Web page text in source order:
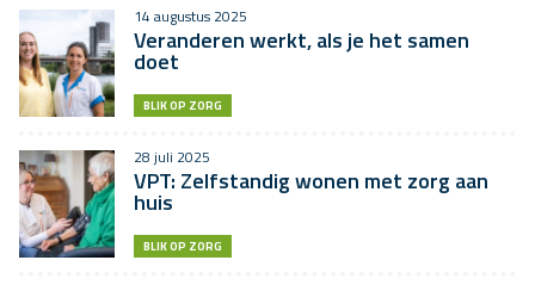
14 augustus 2025
Veranderen werkt, als je het samen
doet
BLIK OP ZORG
28 juli 2025
VPT: Zelfstandig wonen met zorg aan
huis
BLIK OP ZORG